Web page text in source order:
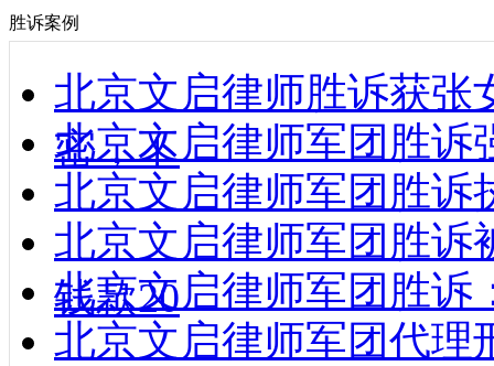
胜诉案例
北京文启律师胜诉获张
密，不
北京文启律师军团胜诉
北京文启律师军团胜诉
北京文启律师军团胜诉
钱款20
北京文启律师军团胜诉
北京文启律师军团代理